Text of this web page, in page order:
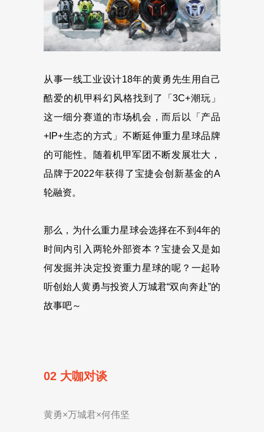
从事一线工业设计18年的黄勇先生用自己
酷爱的机甲科幻风格找到了「3C+潮玩」
这一细分赛道的市场机会，而后以「产品
+IP+生态的方式」不断延伸重力星球品牌
的可能性。随着机甲军团不断发展壮大，
品牌于2022年获得了宝捷会创新基金的A
轮融资。
那么，为什么重力星球会选择在不到4年的
时间内引入两轮外部资本？宝捷会又是如
何发掘并决定投资重力星球的呢？一起聆
听创始人黄勇与投资人万城君“双向奔赴”的
故事吧～
02 大咖对谈
黄勇×万城君×何伟坚